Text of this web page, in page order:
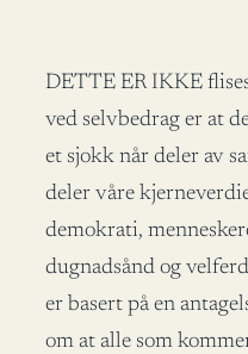
DETTE ER IKKE
ved selvbedrag er at
et sjokk når deler av
deler våre
demokrati,
dugnadsånd og
er basert på en
om at alle som